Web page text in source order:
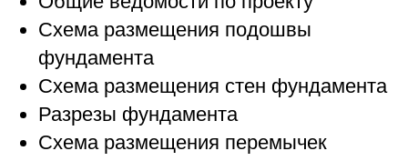
Схема размещения подошвы
фундамента
Схема размещения стен фундамента
Разрезы фундамента
Схема размещения перемычек